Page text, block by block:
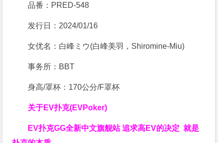
品番：PRED-548
发行日：2024/01/16
女优名：白峰ミウ(白峰美羽，Shiromine-Miu)
事务所：BBT
身高/罩杯：170公分/F罩杯
关于EV扑克(EVPoker)
EV扑克GG全新中文旗舰站追求高EV的决定就是